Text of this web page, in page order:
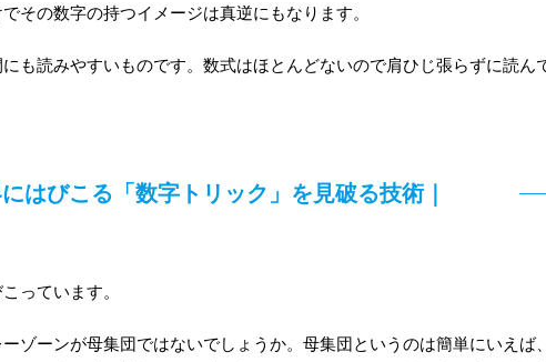
その数字の持つイメージは真逆にもなります。
も読みやすいものです。数式はほとんどないので肩ひじ張らずに読ん
はびこる「数字トリック」を見破る技術｜
っています。
ゾーンが母集団ではないでしょうか。母集団というのは簡単にいえば